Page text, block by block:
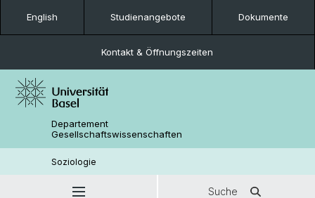
English Studienangebote Dokumente
Kontakt & Öffnungszeiten
Departement
Gesellschaftswissenschaften
Soziologie
Suche